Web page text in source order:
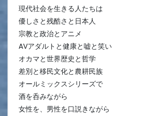
現代社会を生きる人たちは
優しさと残酷さと日本人
宗教と政治とアニメ
AVアダルトと健康と嘘と笑い
オカマと世界歴史と哲学
差別と移民文化と農耕民族
オールミックスシリーズで
酒を呑みながら
女性を、男性を口説きながら